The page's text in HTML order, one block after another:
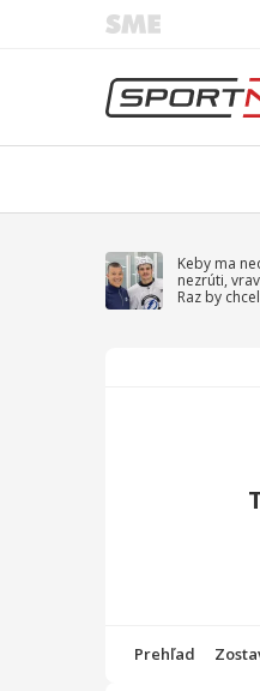
Keby ma
nezrúti,
Raz by
Prehľad